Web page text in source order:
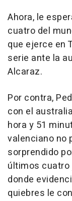
Ahora, le
cuatro del
que ejerce en
serie ante la
Alcaraz.
Por contra,
con el
hora y 51
valenciano no
sorprendido
últimos cuatro
donde
quiebres le